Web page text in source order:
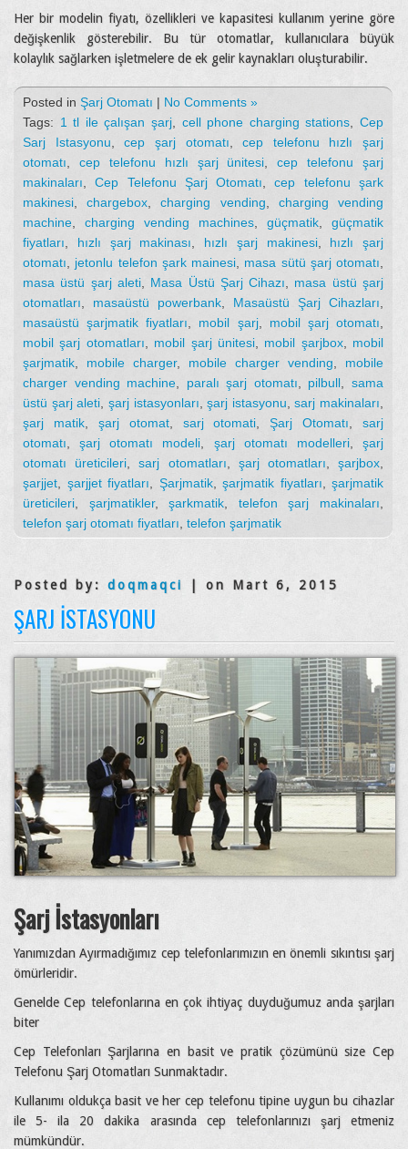
Her bir modelin fiyatı, özellikleri ve kapasitesi kullanım yerine göre
değişkenlik gösterebilir. Bu tür otomatlar, kullanıcılara büyük
kolaylık sağlarken işletmelere de ek gelir kaynakları oluşturabilir.
Posted in Şarj Otomatı | No Comments »
Tags: 1 tl ile çalışan şarj cell phone charging stations ,Cep
Sarj Istasyonu ,cep şarj otomatı ,cep telefonu hızlı şarj
otomatı
cep telefonu hızlı şarj ünitesi ,cep telefonu şarj
makinaları ,Cep Telefonu Şarj Otomatı ,cep telefonu şark
makinesi ,chargebox ,charging vending
charging vending
machine
charging vending machines güçmatik
güçmatik
fiyatları
hızlı şarj makinası hızlı şarj makinesi, hızlı şarj
otomatı
jetonlu telefon şark mainesi masa sütü şarj otomatı
masa üstü şarj aleti, Masa Üstü Şarj Cihazı
masa üstü şarj
otomatları
masaüstü powerbank Masaüstü Şarj Cihazları
masaüstü şarjmatik fiyatları
mobil şarj, mobil şarj otomatı
mobil şarj otomatları
mobil şarj ünitesi, mobil şarjbox, mobil
şarjmatik
mobile charger, mobile charger vending
mobile
charger vending machine
paralı şarj otomatı pilbull ,sama
üstü şarj aleti şarj istasyonları ,şarj istasyonu ,sarj makinaları
şarj matik, şarj otomat, sarj otomati ,Şarj Otomatı
sarj
otomatı ,şarj otomatı modeli şarj otomatı modelleri,şarj
otomatı üreticileri ,sarj otomatları şarj otomatları ,şarjbox
şarjjet
şarjjet fiyatları Şarjmatik, şarjmatik fiyatları
şarjmatik
üreticileri
şarjmatikler,şarkmatik telefon şarj makinaları
telefon şarj otomatı fiyatları telefon şarjmatik
Posted by: doqmaqci | on Mart 6, 2015
ŞARJ İSTASYONU
Şarj İstasyonları
Yanımızdan Ayırmadığımız cep telefonlarımızın en önemli sıkıntısı şarj
ömürleridir.
Genelde Cep telefonlarına en çok ihtiyaç duyduğumuz anda şarjları
biter
Cep Telefonları Şarjlarına en basit ve pratik çözümünü size Cep
Telefonu Şarj Otomatları Sunmaktadır.
Kullanımı oldukça basit ve her cep telefonu tipine uygun bu cihazlar
ile 5- ila 20 dakika arasında cep telefonlarınızı şarj etmeniz
mümkündür.